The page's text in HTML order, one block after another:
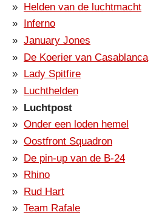
Helden van de luchtmacht
Inferno
January Jones
De Koerier van Casablanca
Lady Spitfire
Luchthelden
Luchtpost
Onder een loden hemel
Oostfront Squadron
De pin-up van de B-24
Rhino
Rud Hart
Team Rafale